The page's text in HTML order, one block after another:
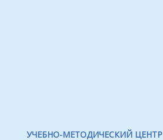
УЧЕБНО-МЕТОДИЧЕСКИЙ ЦЕНТР